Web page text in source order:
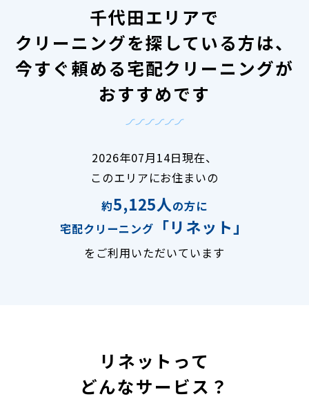
千代田エリアで
クリーニングを探している方は、
今すぐ頼める宅配クリーニングが
おすすめです
2026年07月14日現在、
このエリアにお住まいの
約5,125人の方に
宅配クリーニング
「リネット」
をご利用いただいています
リネットって
どんなサービス？